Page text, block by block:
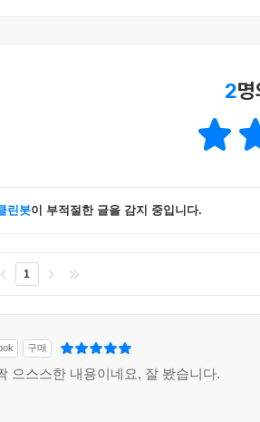
2
린봇이 부적절한 글을 감지 중입니다.
1
구매
으스스한 내용이네요, 잘 봤습니다.